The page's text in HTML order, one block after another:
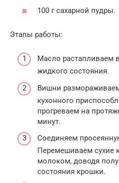
100 г сахарной пудры.
Этапы работы:
Масло растапливаем
жидкого состояния.
Вишни
кухонного
прогреваем на
минут.
Соединяем
Перемешиваем сухие
молоком, доводя
состояния крошки.